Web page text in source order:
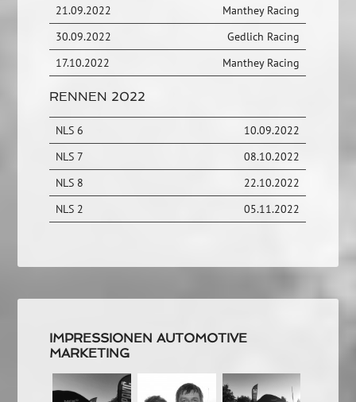
21.09.2022
Manthey Racing
30.09.2022
Gedlich Racing
17.10.2022
Manthey Racing
RENNEN 2022
NLS 6
10.09.2022
NLS 7
08.10.2022
NLS 8
22.10.2022
NLS 2
05.11.2022
IMPRESSIONEN AUTOMOTIVE
MARKETING